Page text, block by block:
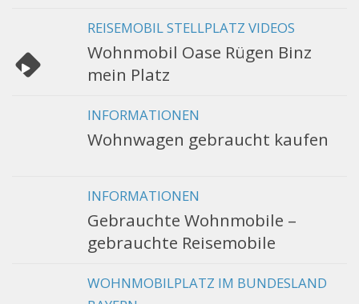
REISEMOBIL STELLPLATZ VIDEOS
Wohnmobil Oase Rügen Binz
mein Platz
INFORMATIONEN
Wohnwagen gebraucht kaufen
INFORMATIONEN
Gebrauchte Wohnmobile –
gebrauchte Reisemobile
WOHNMOBILPLATZ IM BUNDESLAND